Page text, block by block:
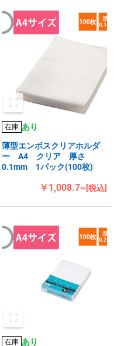
在庫 あり
薄型エンボスクリアホルダ
ー A4 クリア 厚さ
0.1mm 1パック(100枚)
￥1,008.7~[税込]
在庫 あり